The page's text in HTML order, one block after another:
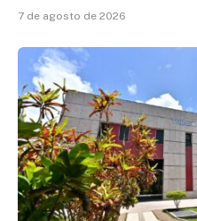
7 de agosto de 2026